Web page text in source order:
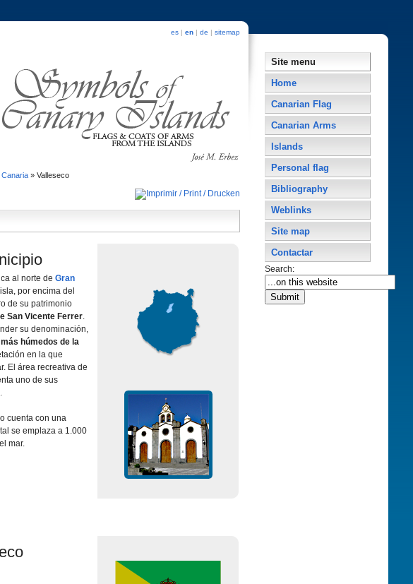
es | en | de | sitemap
» Valleseco
al norte de Gran
por encima del
de su patrimonio
San Vicente Ferrer.
su denominación,
húmedos de la
en la que
El área recreativa de
uno de sus
cuenta con una
se emplaza a 1.000
mar.
Site menu
Home
Canarian Flag
Canarian Arms
Islands
Personal flag
Bibliography
Weblinks
Site map
Contactar
Search: